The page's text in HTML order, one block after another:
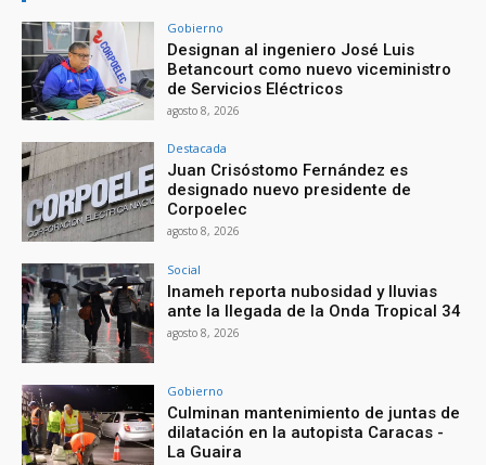
Gobierno
Designan al ingeniero José Luis
Betancourt como nuevo viceministro
de Servicios Eléctricos
agosto 8, 2026
Destacada
Juan Crisóstomo Fernández es
designado nuevo presidente de
Corpoelec
agosto 8, 2026
Social
Inameh reporta nubosidad y lluvias
ante la llegada de la Onda Tropical 34
agosto 8, 2026
Gobierno
Culminan mantenimiento de juntas de
dilatación en la autopista Caracas -
La Guaira